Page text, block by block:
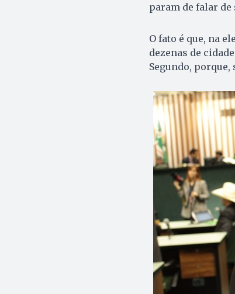
param de falar de
O fato é que, na
dezenas de
Segundo,